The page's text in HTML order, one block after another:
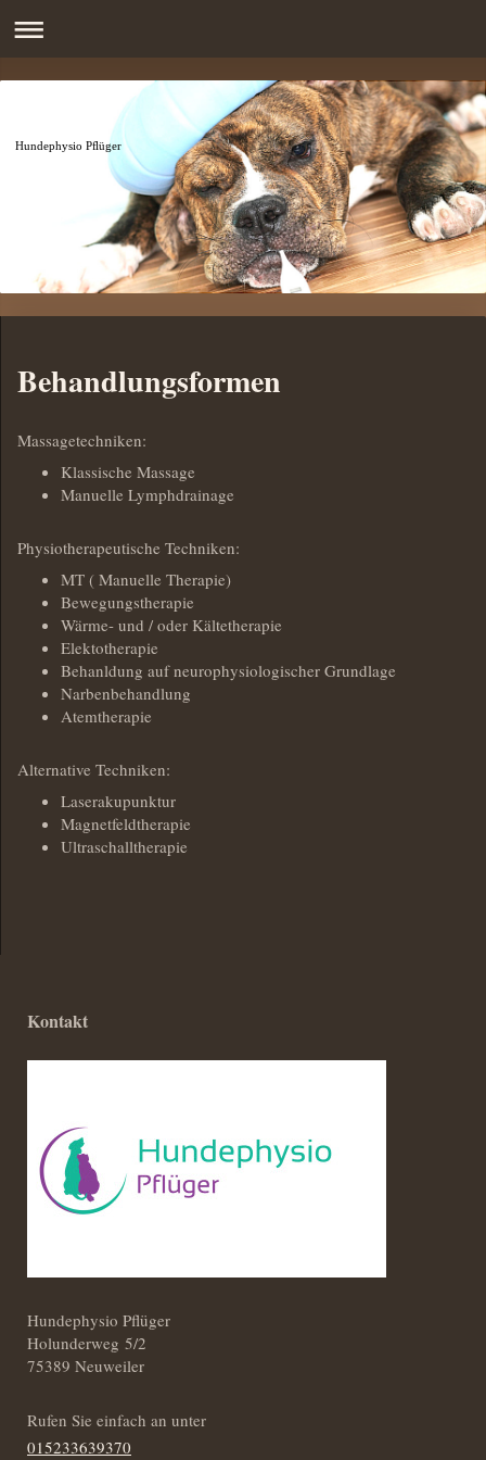
Hundephysio Pflüger
Behandlungsformen
Massagetechniken:
Klassische Massage
Manuelle Lymphdrainage
Physiotherapeutische Techniken:
MT ( Manuelle Therapie)
Bewegungstherapie
Wärme- und / oder Kältetherapie
Elektotherapie
Behanldung auf neurophysiologischer Grundlage
Narbenbehandlung
Atemtherapie
Alternative Techniken:
Laserakupunktur
Magnetfeldtherapie
Ultraschalltherapie
Kontakt
Hundephysio Pflüger
Holunderweg 5/2
75389 Neuweiler
Rufen Sie einfach an unter
015233639370